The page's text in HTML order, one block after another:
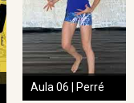
Aula 06 | Perré